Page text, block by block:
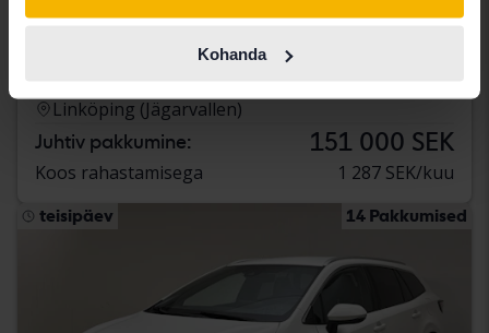
Kohanda
Toyota Yaris
Linköping (Jägarvallen)
Juhtiv pakkumine: 151 000 SEK
Koos rahastamisega 1 287 SEK/kuu
teisipäev 14 Pakkumised